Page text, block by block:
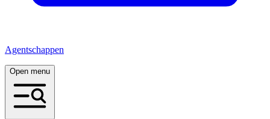
Agentschappen
Open menu